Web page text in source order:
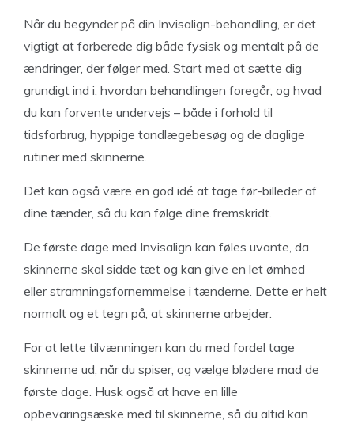
Når du begynder på din Invisalign-behandling, er det
vigtigt at forberede dig både fysisk og mentalt på de
ændringer, der følger med. Start med at sætte dig
grundigt ind i, hvordan behandlingen foregår, og hvad
du kan forvente undervejs – både i forhold til
tidsforbrug, hyppige tandlægebesøg og de daglige
rutiner med skinnerne.
Det kan også være en god idé at tage før-billeder af
dine tænder, så du kan følge dine fremskridt.
De første dage med Invisalign kan føles uvante, da
skinnerne skal sidde tæt og kan give en let ømhed
eller stramningsfornemmelse i tænderne. Dette er helt
normalt og et tegn på, at skinnerne arbejder.
For at lette tilvænningen kan du med fordel tage
skinnerne ud, når du spiser, og vælge blødere mad de
første dage. Husk også at have en lille
opbevaringsæske med til skinnerne, så du altid kan